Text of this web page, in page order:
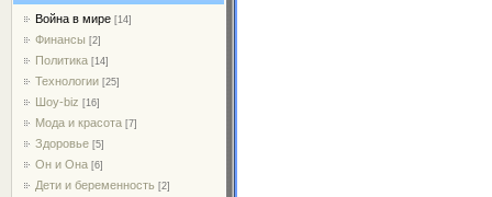
Война в мире [14]
Финансы [2]
Политика [14]
Технологии [25]
Шоу-biz [16]
Мода и красота [7]
Здоровье [5]
Он и Она [6]
Дети и беременность [2]